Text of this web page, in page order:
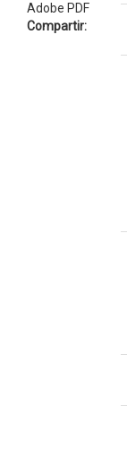
Adobe PDF
Compartir: